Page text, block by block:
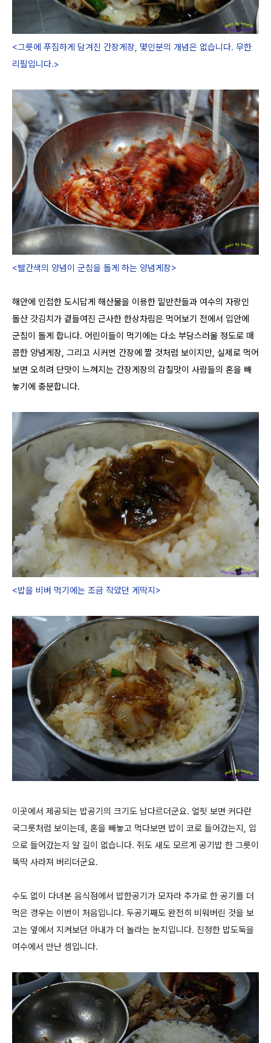
<그릇에 푸짐하게 담겨진 간장게장, 몇인분의 개념은 없습니다. 무한
리필입니다.>
<빨간색의 양념이 군침을 돌게 하는 양념게장>
해안에 인접한 도시답게 해산물을 이용한 밑반찬들과 여수의 자랑인
돌산 갓김치가 곁들여진 근사한 한상차림은 먹어보기 전에서 입안에
군침이 돌게 합니다. 어린이들이 먹기에는 다소 부담스러울 정도로 매
콤한 양념게장, 그리고 시커먼 간장에 짤 것처럼 보이지만, 실제로 먹어
보면 오히려 단맛이 느껴지는 간장게장의 감칠맛이 사람들의 혼을 빼
놓기에 충분합니다.
<밥을 비벼 먹기에는 조금 작았던 게딱지>
이곳에서 제공되는 밥공기의 크기도 남다르더군요. 얼핏 보면 커다란
국그릇처럼 보이는데, 혼을 빼놓고 먹다보면 밥이 코로 들어갔는지, 입
으로 들어갔는지 알 길이 없습니다. 쥐도 새도 모르게 공기밥 한 그릇이
뚝딱 사라져 버리더군요.
수도 없이 다녀본 음식점에서 밥한공기가 모자라 추가로 한 공기를 더
먹은 경우는 이번이 처음입니다. 두공기째도 완전히 비워버린 것을 보
고는 옆에서 지켜보던 아내가 더 놀라는 눈치입니다. 진정한 밥도둑을
여수에서 만난 셈입니다.